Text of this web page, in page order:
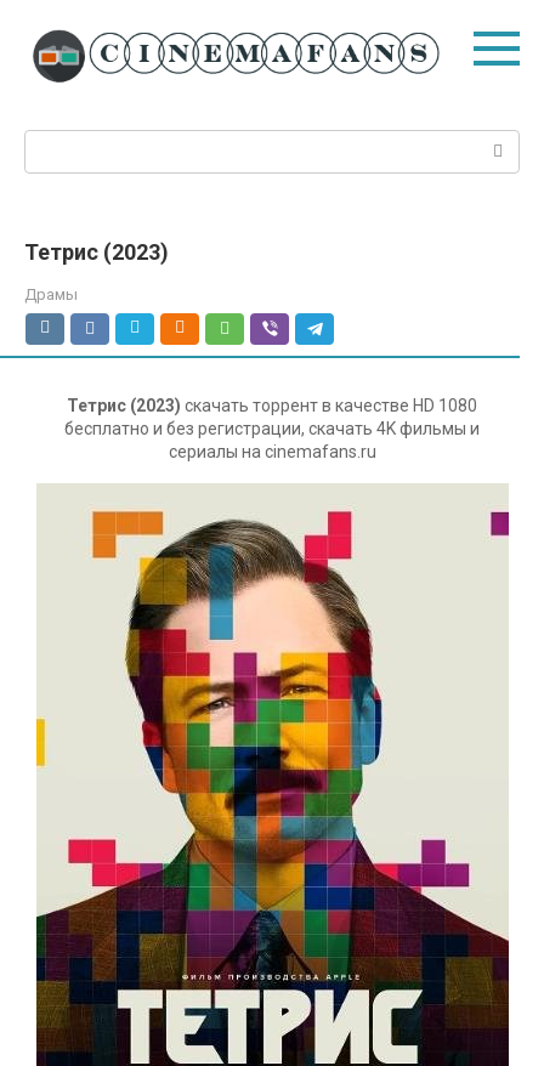
контенту
Тетрис (2023)
Драмы
Тетрис (2023) скачать торрент в качестве HD 1080
бесплатно и без регистрации, скачать 4K фильмы и
сериалы на cinemafans.ru